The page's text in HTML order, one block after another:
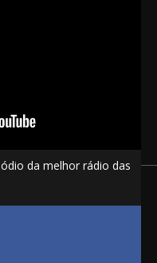
da melhor rádio das